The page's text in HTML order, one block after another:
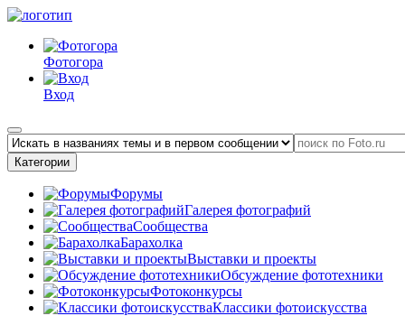
Фотогора
Вход
Категории
Форумы
Галерея фотографий
Сообщества
Барахолка
Выставки и проекты
Обсуждение фототехники
Фотоконкурсы
Классики фотоискусства